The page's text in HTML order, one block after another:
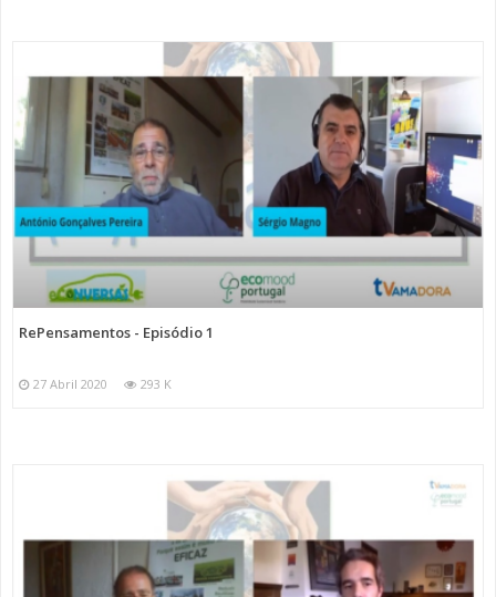
RePensamentos - Episódio 1
27 Abril 2020 293 K